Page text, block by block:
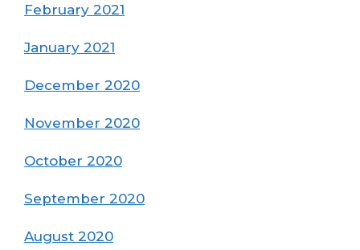
February 2021
January 2021
December 2020
November 2020
October 2020
September 2020
August 2020